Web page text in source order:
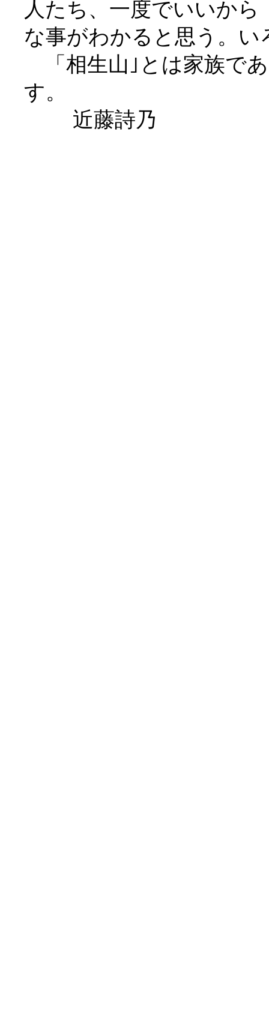
人たち、一度でいいか
な事がわかると思う。
「相生山｣とは家族で
近藤詩乃